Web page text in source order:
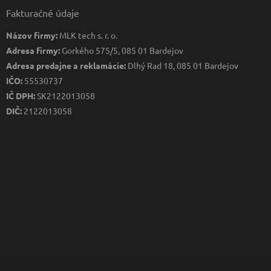
Fakturačné údaje
Názov firmy: MLK tech s. r. o.
Adresa firmy: Gorkého 575/5, 085 01 Bardejov
Adresa predajne a reklamácie: Dlhý Rad 18, 085 01 Bardejov
IČO: 55530737
IČ DPH:SK2122013058
DIČ: 2122013058